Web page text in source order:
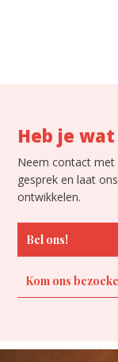
Heb je
Neem contact met
gesprek en laat
ontwikkelen.
Bel ons!
Kom ons